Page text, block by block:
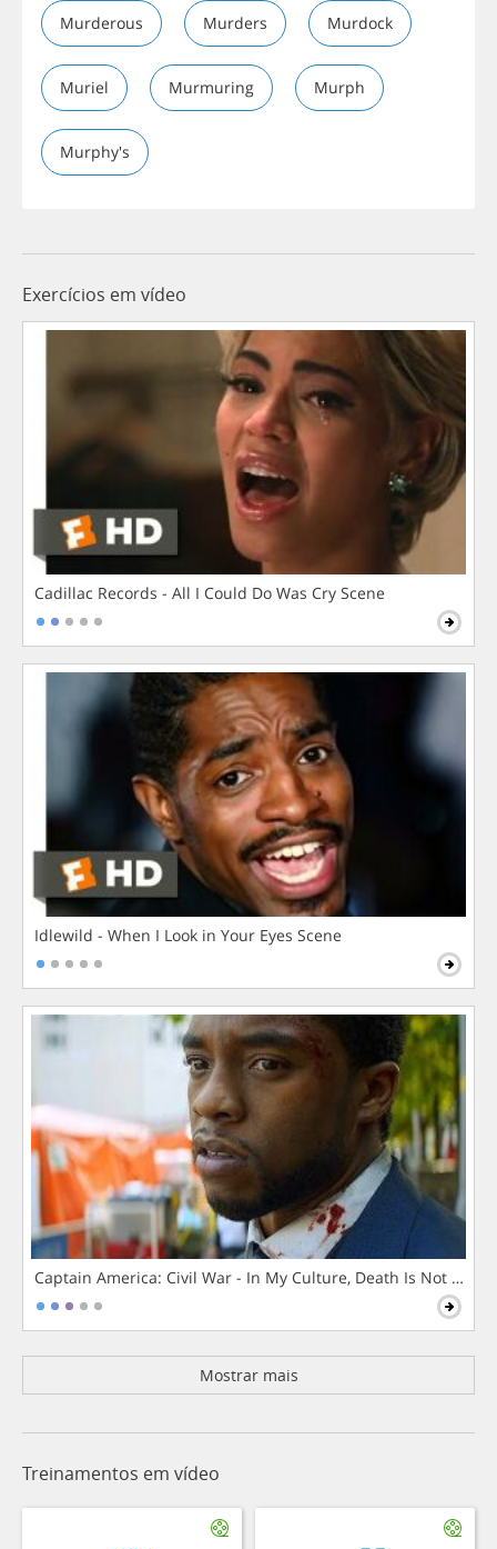
Murderous Murders Murdock
Muriel Murmuring Murph
Murphy's
Exercícios em vídeo
Cadillac Records - All I Could Do Was Cry Scene
Idlewild - When I Look in Your Eyes Scene
Captain America: Civil War - In My Culture, Death Is Not The
Mostrar mais
Treinamentos em vídeo